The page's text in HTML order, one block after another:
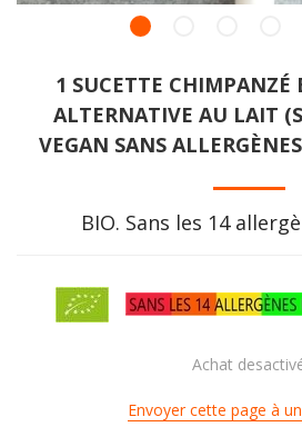
1 SUCETTE CHIMPANZÉ
ALTERNATIVE AU LAIT
VEGAN SANS
BIO. Sans les 14
Achat
Envoyer cette page à